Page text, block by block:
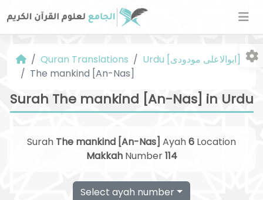
Quran Translations
Urdu [ابوالاعلی مودودی]
The mankind [An-Nas]
Surah The mankind [An-Nas] in Urdu
Surah The mankind [An-Nas] Ayah6 Location
MakkahNumber114
Select ayah number